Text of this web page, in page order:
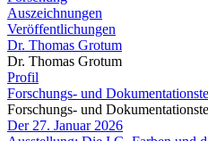
Auszeichnungen
Veröffentlichungen
Dr. Thomas Grotum
Dr. Thomas Grotum
Profil
Forschungs- und
Forschungs- und
Der 27. Januar 2026